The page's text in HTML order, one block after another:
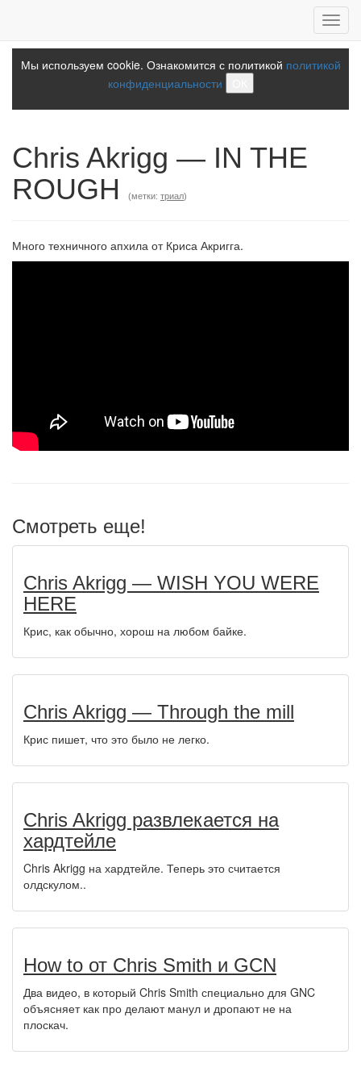
Мы используем cookie. Ознакомится с политикой политикой
конфиденциальности
Chris Akrigg — IN THE
ROUGH
(метки: триал)
Много техничного апхила от Криса Акригга.
Смотреть еще!
Chris Akrigg — WISH YOU WERE
HERE
Крис, как обычно, хорош на любом байке.
Chris Akrigg — Through the mill
Крис пишет, что это было не легко.
Chris Akrigg развлекается на
хардтейле
Chris Akrigg на хардтейле. Теперь это считается
олдскулом..
How to от Chris Smith и GCN
Два видео, в который Chris Smith специально для GNC
объясняет как про делают манул и дропают не на
плоскач.